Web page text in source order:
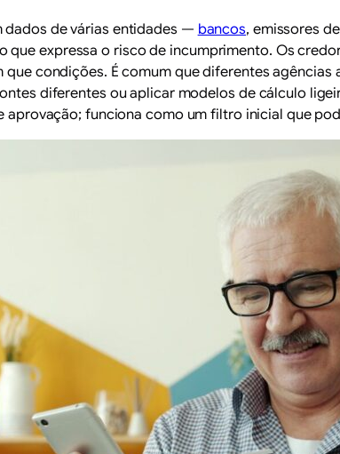
de várias entidades — bancos, emissores
expressa o risco de incumprimento. Os
condições. É comum que diferentes
diferentes ou aplicar modelos de cálculo
funciona como um filtro inicial que